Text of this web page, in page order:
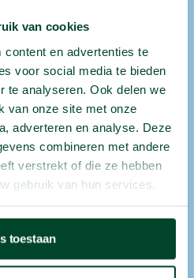
van cookies
en advertenties te
voor social media te bieden
te analyseren. Ook delen we
van onze site met onze
adverteren en analyse. Deze
combineren met andere
verstrekt of die ze hebben
gebruik van hun services.
toestaan
dans
sites ? Il y a de
y livrions aussi. Nous
travailà :
,Liège, Genk, Hasselt,
Malines
encore.